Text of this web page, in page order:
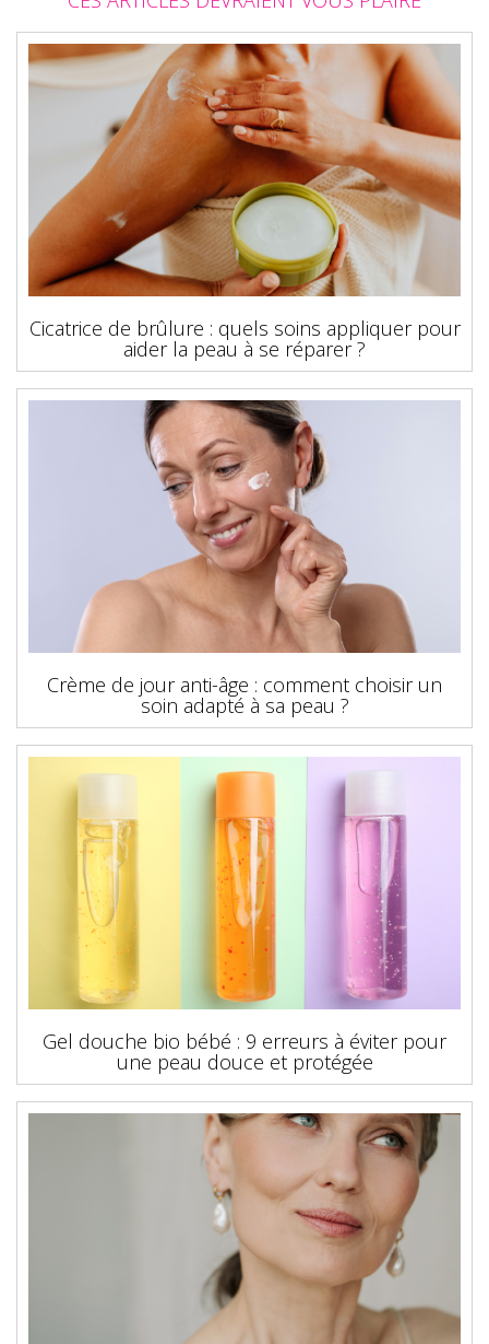
Cicatrice de brûlure : quels soins appliquer pour
aider la peau à se réparer ?
Crème de jour anti-âge : comment choisir un
soin adapté à sa peau ?
Gel douche bio bébé : 9 erreurs à éviter pour
une peau douce et protégée